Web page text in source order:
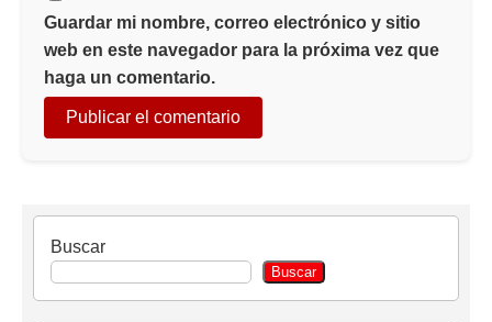
Guardar mi nombre, correo electrónico y sitio
web en este navegador para la próxima vez que
haga un comentario.
Buscar
Buscar